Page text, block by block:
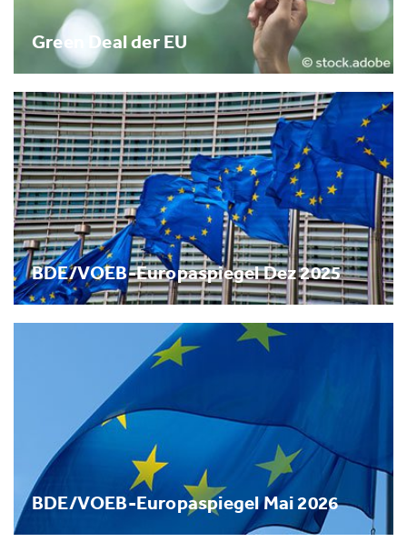
Green Deal der EU
BDE/VOEB-Europaspiegel Dez 2025
BDE/VOEB-Europaspiegel Mai 2026